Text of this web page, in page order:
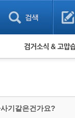
검거 소식
기같은건가요?